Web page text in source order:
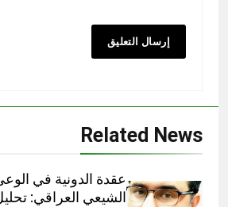
Related News
عقدة الدونية في
الشيعي العراقي: